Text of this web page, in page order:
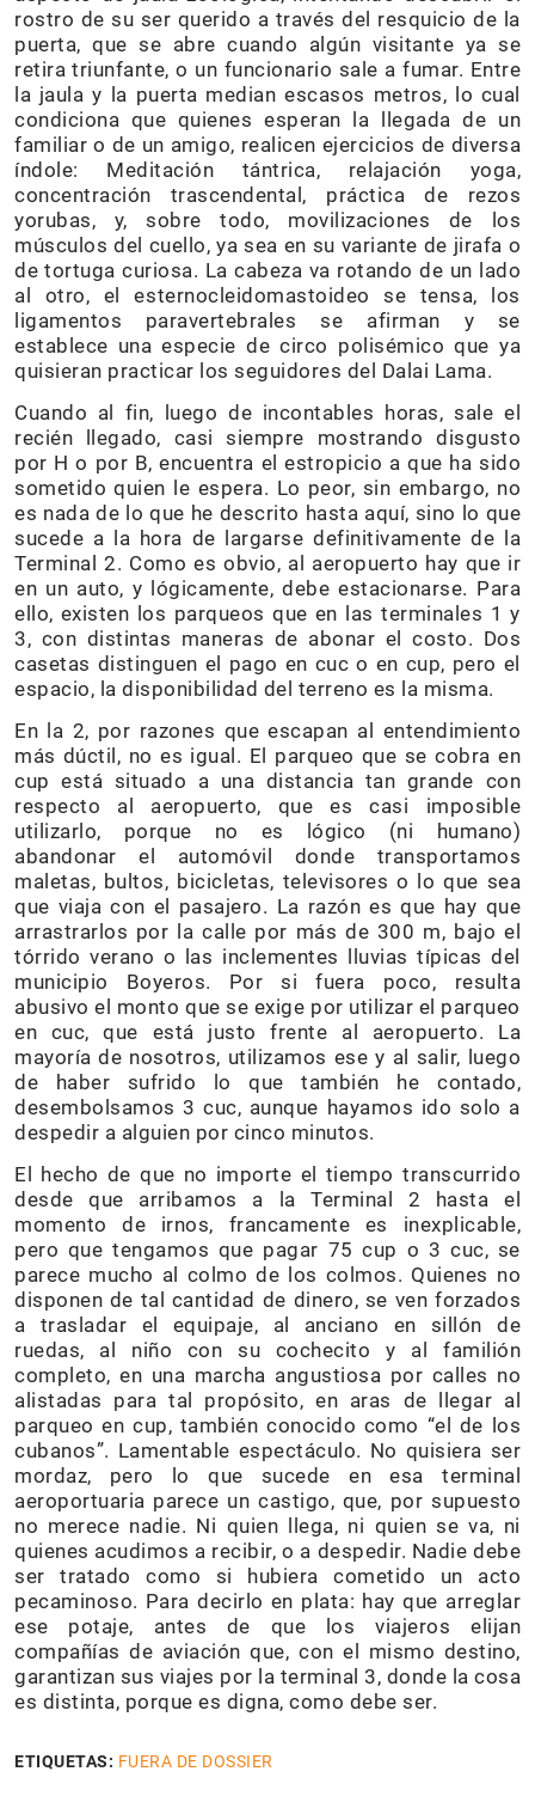
rostro de su ser querido a través del resquicio de la
puerta, que se abre cuando algún visitante ya se
retira triunfante, o un funcionario sale a fumar. Entre
la jaula y la puerta median escasos metros, lo cual
condiciona que quienes esperan la llegada de un
familiar o de un amigo, realicen ejercicios de diversa
índole: Meditación tántrica, relajación yoga,
concentración trascendental, práctica de rezos
yorubas, y, sobre todo, movilizaciones de los
músculos del cuello, ya sea en su variante de jirafa o
de tortuga curiosa. La cabeza va rotando de un lado
al otro, el esternocleidomastoideo se tensa, los
ligamentos paravertebrales se afirman y se
establece una especie de circo polisémico que ya
quisieran practicar los seguidores del Dalai Lama.
Cuando al fin, luego de incontables horas, sale el
recién llegado, casi siempre mostrando disgusto
por H o por B, encuentra el estropicio a que ha sido
sometido quien le espera. Lo peor, sin embargo, no
es nada de lo que he descrito hasta aquí, sino lo que
sucede a la hora de largarse definitivamente de la
Terminal 2. Como es obvio, al aeropuerto hay que ir
en un auto, y lógicamente, debe estacionarse. Para
ello, existen los parqueos que en las terminales 1 y
3, con distintas maneras de abonar el costo. Dos
casetas distinguen el pago en cuc o en cup, pero el
espacio, la disponibilidad del terreno es la misma.
En la 2, por razones que escapan al entendimiento
más dúctil, no es igual. El parqueo que se cobra en
cup está situado a una distancia tan grande con
respecto al aeropuerto, que es casi imposible
utilizarlo, porque no es lógico (ni humano)
abandonar el automóvil donde transportamos
maletas, bultos, bicicletas, televisores o lo que sea
que viaja con el pasajero. La razón es que hay que
arrastrarlos por la calle por más de 300 m, bajo el
tórrido verano o las inclementes lluvias típicas del
municipio Boyeros. Por si fuera poco, resulta
abusivo el monto que se exige por utilizar el parqueo
en cuc, que está justo frente al aeropuerto. La
mayoría de nosotros, utilizamos ese y al salir, luego
de haber sufrido lo que también he contado,
desembolsamos 3 cuc, aunque hayamos ido solo a
despedir a alguien por cinco minutos.
El hecho de que no importe el tiempo transcurrido
desde que arribamos a la Terminal 2 hasta el
momento de irnos, francamente es inexplicable,
pero que tengamos que pagar 75 cup o 3 cuc, se
parece mucho al colmo de los colmos. Quienes no
disponen de tal cantidad de dinero, se ven forzados
a trasladar el equipaje, al anciano en sillón de
ruedas, al niño con su cochecito y al familión
completo, en una marcha angustiosa por calles no
alistadas para tal propósito, en aras de llegar al
parqueo en cup, también conocido como “el de los
cubanos”. Lamentable espectáculo. No quisiera ser
mordaz, pero lo que sucede en esa terminal
aeroportuaria parece un castigo, que, por supuesto
no merece nadie. Ni quien llega, ni quien se va, ni
quienes acudimos a recibir, o a despedir. Nadie debe
ser tratado como si hubiera cometido un acto
pecaminoso. Para decirlo en plata: hay que arreglar
ese potaje, antes de que los viajeros elijan
compañías de aviación que, con el mismo destino,
garantizan sus viajes por la terminal 3, donde la cosa
es distinta, porque es digna, como debe ser.
ETIQUETAS: FUERA DE DOSSIER